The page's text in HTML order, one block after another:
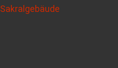
Sakralgebäude